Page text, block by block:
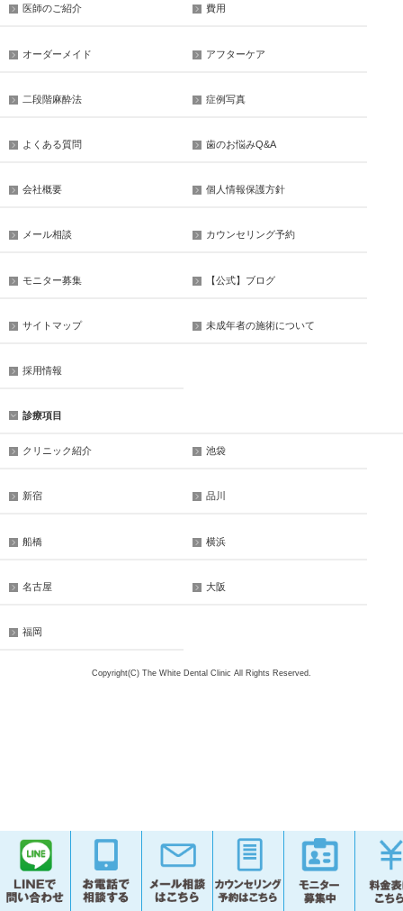
医師のご紹介 費用
オーダーメイド アフターケア
二段階麻酔法 症例写真
よくある質問 歯のお悩みQ&A
会社概要 個人情報保護方針
メール相談 カウンセリング予約
モニター募集 【公式】ブログ
サイトマップ 未成年者の施術について
採用情報
診療項目
クリニック紹介 池袋
新宿 品川
船橋 横浜
名古屋 大阪
福岡
Copyright(C) The White Dental Clinic All Rights Reserved.